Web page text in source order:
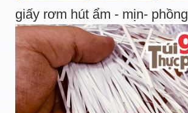
giấy rơm hút ẩm - mịn- phồng